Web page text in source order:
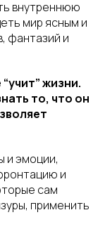
внутреннюю
мир ясным и
фантазий и
жизни.
то, что он
и эмоции,
и
сам
применить